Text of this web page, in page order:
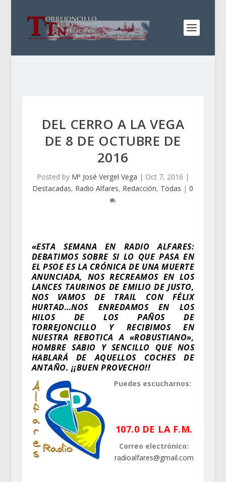
DEL CERRO A LA VEGA
DE 8 DE OCTUBRE DE
2016
Posted by Mª José Vergel Vega | Oct 7, 2016 |
Destacadas, Radio Alfares, Redacción, Todas |0
«ESTA SEMANA EN RADIO ALFARES:
DEBATIMOS SOBRE SI LO QUE PASA EN
EL PSOE ES LA CRÓNICA DE UNA MUERTE
ANUNCIADA, NOS RECREAMOS EN LOS
LANCES TAURINOS DE EMILIO DE JUSTO,
NOS VAMOS DE TRAIL CON FÉLIX
HURTAD…NOS ENREDAMOS EN LOS
HILOS DE LOS PAÑOS DE
TORREJONCILLO Y RECIBIMOS EN
NUESTRA REBOTICA A «ROBUSTIANO»,
HOMBRE SABIO Y SENCILLO QUE NOS
HABLARÁ DE AQUELLOS COCHES DE
ANTAÑO. ¡¡BUEN PROVECHO!!
Puedes escucharnos:
107.0 DE LA F.M.
Correo electrónico:
radioalfares@gmail.com